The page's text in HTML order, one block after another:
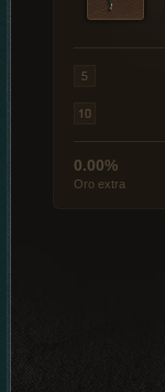
0.00%
Oro extra